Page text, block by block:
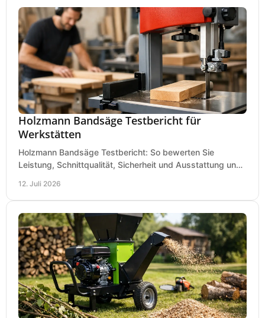
Holzmann Bandsäge Testbericht für
Werkstätten
Holzmann Bandsäge Testbericht: So bewerten Sie
Leistung, Schnittqualität, Sicherheit und Ausstattung und
12. Juli 2026